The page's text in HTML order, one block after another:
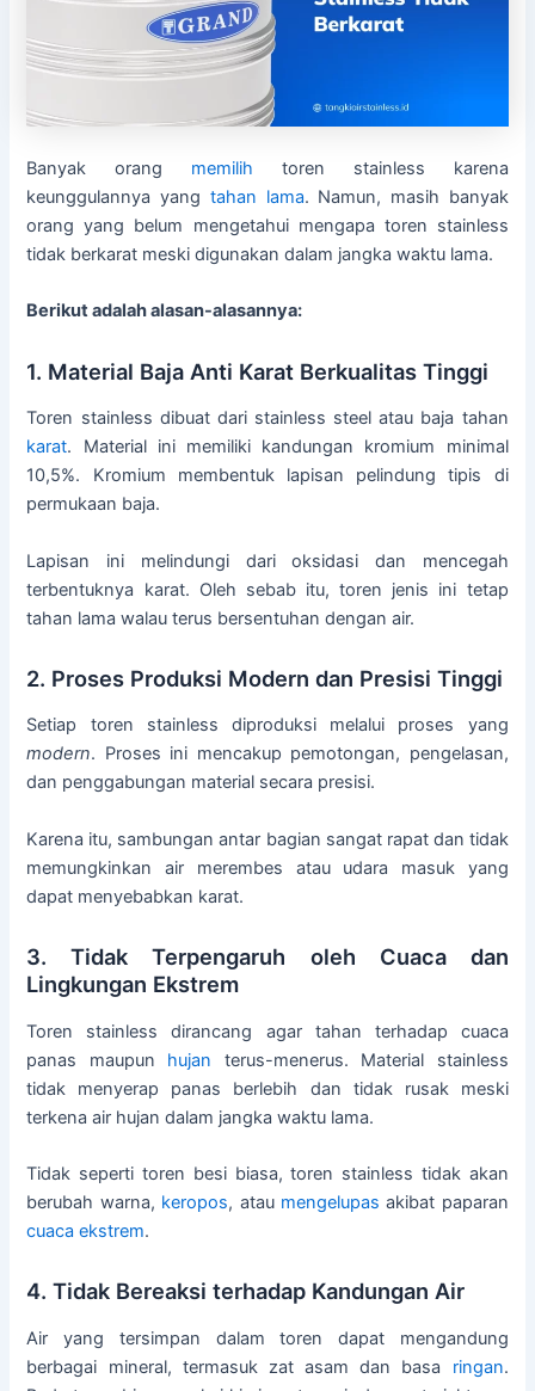
Banyak orang memilih toren stainless karena
keunggulannya yang tahan lama. Namun, masih banyak
orang yang belum mengetahui mengapa toren stainless
tidak berkarat meski digunakan dalam jangka waktu lama.
Berikut adalah alasan-alasannya:
1. Material Baja Anti Karat Berkualitas Tinggi
Toren stainless dibuat dari stainless steel atau baja tahan
karat. Material ini memiliki kandungan kromium minimal
10,5%. Kromium membentuk lapisan pelindung tipis di
permukaan baja.
Lapisan ini melindungi dari oksidasi dan mencegah
terbentuknya karat. Oleh sebab itu, toren jenis ini tetap
tahan lama walau terus bersentuhan dengan air.
2. Proses Produksi Modern dan Presisi Tinggi
Setiap toren stainless diproduksi melalui proses yang
modern. Proses ini mencakup pemotongan, pengelasan,
dan penggabungan material secara presisi.
Karena itu, sambungan antar bagian sangat rapat dan tidak
memungkinkan air merembes atau udara masuk yang
dapat menyebabkan karat.
3. Tidak Terpengaruh oleh Cuaca dan
Lingkungan Ekstrem
Toren stainless dirancang agar tahan terhadap cuaca
panas maupun hujan terus-menerus. Material stainless
tidak menyerap panas berlebih dan tidak rusak meski
terkena air hujan dalam jangka waktu lama.
Tidak seperti toren besi biasa, toren stainless tidak akan
berubah warna, keropos, atau mengelupas akibat paparan
cuaca ekstrem.
4. Tidak Bereaksi terhadap Kandungan Air
Air yang tersimpan dalam toren dapat mengandung
berbagai mineral, termasuk zat asam dan basa ringan.